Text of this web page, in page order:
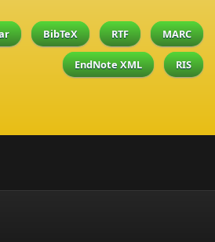
BibTeX RTF MARC
EndNote XML RIS